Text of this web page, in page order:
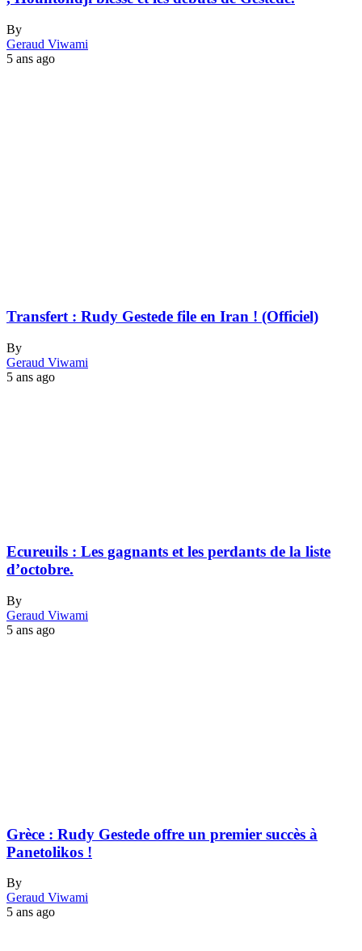
By
Geraud Viwami
5 ans ago
Transfert : Rudy Gestede file en Iran ! (Officiel)
By
Geraud Viwami
5 ans ago
Ecureuils : Les gagnants et les perdants de la liste
d’octobre.
By
Geraud Viwami
5 ans ago
Grèce : Rudy Gestede offre un premier succès à
Panetolikos !
By
Geraud Viwami
5 ans ago